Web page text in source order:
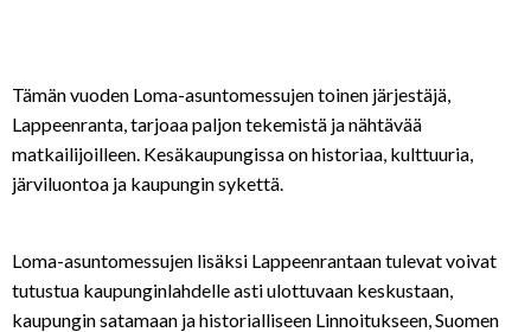
Tämän vuoden Loma-asuntomessujen toinen järjestäjä,
Lappeenranta, tarjoaa paljon tekemistä ja nähtävää
matkailijoilleen. Kesäkaupungissa on historiaa, kulttuuria,
järviluontoa ja kaupungin sykettä.
Loma-asuntomessujen lisäksi Lappeenrantaan tulevat voivat
tutustua kaupunginlahdelle asti ulottuvaan keskustaan,
kaupungin satamaan ja historialliseen Linnoitukseen, Suomen